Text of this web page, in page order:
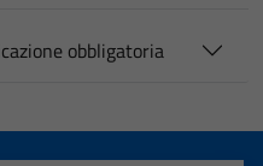
obbligatoria